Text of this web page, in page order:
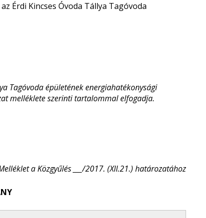
Érdi Kincses Óvoda Tállya Tagóvoda
Tagóvoda épületének energiahatékonysági
melléklete szerinti tartalommal elfogadja.
a Közgyűlés ___/2017. (XII.21.) határozatához